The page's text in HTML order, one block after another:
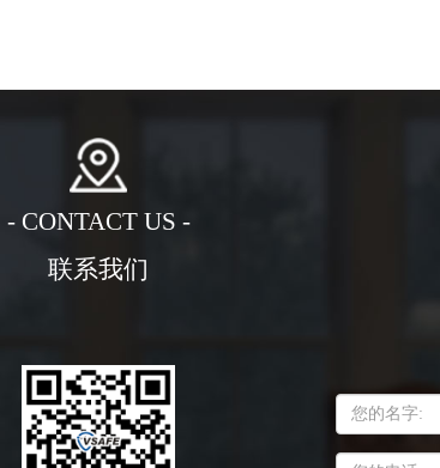
- CONTACT US -
联系我们